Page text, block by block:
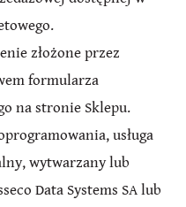
złożone przez
formularza
na stronie Sklepu.
usługa
wytwarzany lub
Data Systems SA lub